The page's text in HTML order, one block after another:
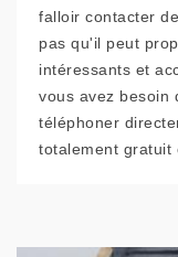
falloir contacter
pas qu'il peut
intéressants et
vous avez besoin
téléphoner
totalement gratuit